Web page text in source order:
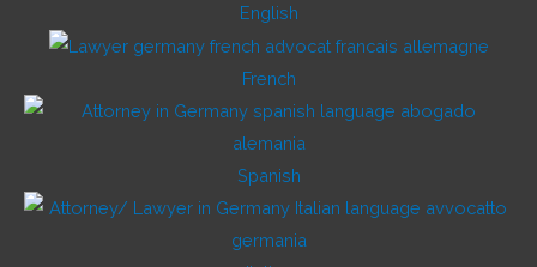
English
French
Spanish